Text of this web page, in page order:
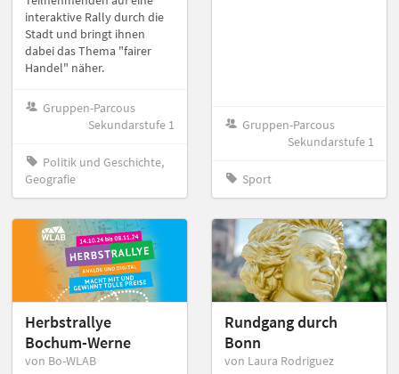
interaktive Rally durch die
Stadt und bringt ihnen
dabei das Thema "fairer
Handel" näher.
Gruppen-Parcous
Sekundarstufe 1
Politik und Geschichte,
Geografie
Gruppen-Parcous
Sekundarstufe 1
Sport
Herbstrallye
Bochum-Werne
von Bo-WLAB
Rundgang durch
Bonn
von Laura Rodriguez